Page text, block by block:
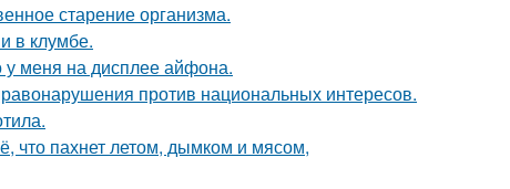
старение организма.
в клумбе.
у меня на дисплее айфона.
против национальных интересов.
что пахнет летом, дымком и мясом,